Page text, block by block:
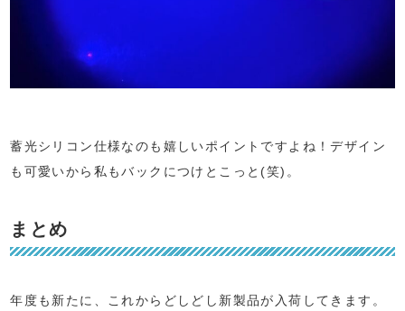
蓄光シリコン仕様なのも嬉しいポイントですよね！デザイン
も可愛いから私もバックにつけとこっと(笑)。
まとめ
年度も新たに、これからどしどし新製品が入荷してきます。